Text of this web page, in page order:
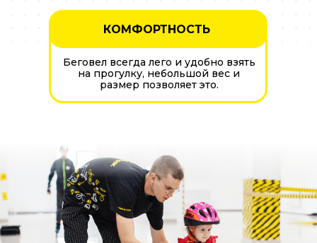
КОМФОРТНОСТЬ
Беговел всегда лего и удобно взять
на прогулку, небольшой вес и
размер позволяет это.